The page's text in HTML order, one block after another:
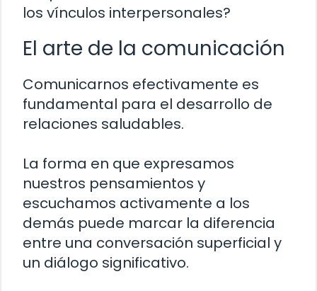
los vínculos interpersonales?
El arte de la comunicación
Comunicarnos efectivamente es
fundamental para el desarrollo de
relaciones saludables.
La forma en que expresamos
nuestros pensamientos y
escuchamos activamente a los
demás puede marcar la diferencia
entre una conversación superficial y
un diálogo significativo.